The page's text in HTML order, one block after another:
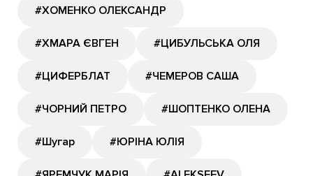
#ХОМЕНКО ОЛЕКСАНДР
#ХМАРА ЄВГЕН #ЦИБУЛЬСЬКА ОЛЯ
#ЦИФЕРБЛАТ #ЧЕМЕРОВ САША
#ЧОРНИЙ ПЕТРО #ШОПТЕНКО ОЛЕНА
#Шугар #ЮРІНА ЮЛІЯ